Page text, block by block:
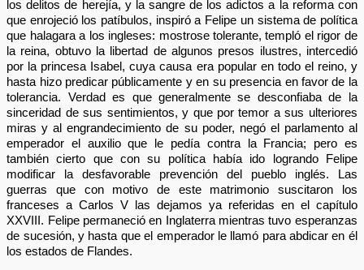
los delitos de herejía, y la sangre de los adictos a la reforma con
que enrojeció los patíbulos, inspiró a Felipe un sistema de política
que halagara a los ingleses: mostrose tolerante, templó el rigor de
la reina, obtuvo la libertad de algunos presos ilustres, intercedió
por la princesa Isabel, cuya causa era popular en todo el reino, y
hasta hizo predicar públicamente y en su presencia en favor de la
tolerancia. Verdad es que generalmente se desconfiaba de la
sinceridad de sus sentimientos, y que por temor a sus ulteriores
miras y al engrandecimiento de su poder, negó el parlamento al
emperador el auxilio que le pedía contra la Francia; pero es
también cierto que con su política había ido logrando Felipe
modificar la desfavorable prevención del pueblo inglés. Las
guerras que con motivo de este matrimonio suscitaron los
franceses a Carlos V las dejamos ya referidas en el capítulo
XXVIII. Felipe permaneció en Inglaterra mientras tuvo esperanzas
de sucesión, y hasta que el emperador le llamó para abdicar en él
los estados de Flandes.